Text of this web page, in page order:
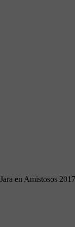
en Amistosos 2017